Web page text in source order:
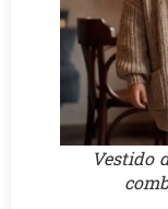
Vestido